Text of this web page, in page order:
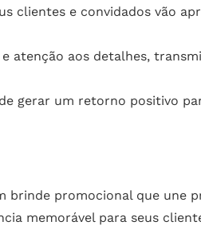
clientes e convidados vão
atenção aos detalhes,
gerar um retorno positivo
brinde promocional que une
memorável para seus